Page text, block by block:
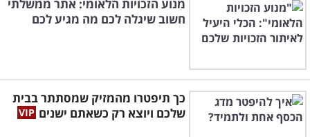
מנוע הזכויות הלאומי: אתר ממשלתי
חשוב שיגלה לכם מה מגיע לכם
כך תיפטרו מהמזיק שמסתתר בבית
שלכם ויוצא רק כשאתם ישנים